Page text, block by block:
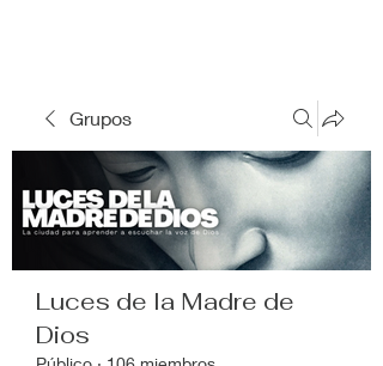
Grupos
Luces de la Madre de
Dios